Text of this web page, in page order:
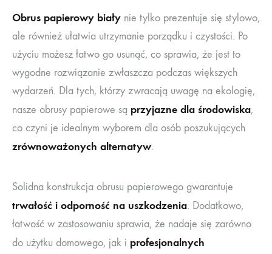
Obrus papierowy biały nie tylko prezentuje się stylowo,
ale również ułatwia utrzymanie porządku i czystości. Po
użyciu możesz łatwo go usunąć, co sprawia, że jest to
wygodne rozwiązanie zwłaszcza podczas większych
wydarzeń. Dla tych, którzy zwracają uwagę na ekologię,
nasze obrusy papierowe są przyjazne dla środowiska,
co czyni je idealnym wyborem dla osób poszukujących
zrównoważonych alternatyw.
Solidna konstrukcja obrusu papierowego gwarantuje
trwałość i odporność na uszkodzenia. Dodatkowo,
łatwość w zastosowaniu sprawia, że nadaje się zarówno
do użytku domowego, jak i profesjonalnych